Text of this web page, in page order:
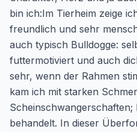
bin ich:Im Tierheim zeige
freundlich und sehr
auch typisch Bulldogge:
futtermotiviert und auch
sehr, wenn der Rahmen
kam ich mit starken
behandelt. In dieser